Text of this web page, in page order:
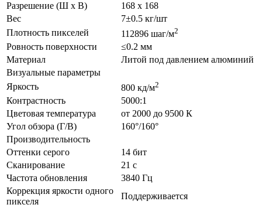
Разрешение (Ш х В)
168 х 168
Вес
7±0.5 кг/шт
Плотность пикселей
112896 шаг/м2
Ровность поверхности
≤0.2 мм
Материал
Литой под давлением алюминий
Визуальные параметры
Яркость
800 кд/м2
Контрастность
5000:1
Цветовая температура
от 2000 до 9500 К
Угол обзора (Г/В)
160°/160°
Производительность
Оттенки серого
14 бит
Сканирование
21 с
Частота обновления
3840 Гц
Коррекция яркости одного
пикселя
Поддерживается